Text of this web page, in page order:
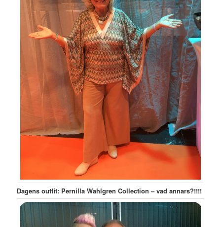
Dagens outfit: Pernilla Wahlgren Collection – vad annars?!!!!